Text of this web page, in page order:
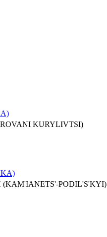
KURYLIVTSI)
(KAM'IANETS'-PODIL'S'KYI)